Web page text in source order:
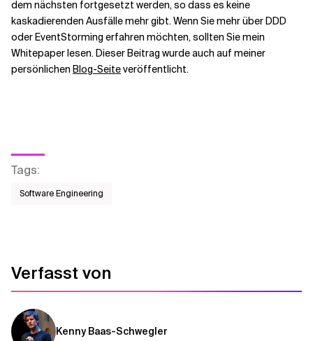
dem nächsten fortgesetzt werden, so dass es keine
kaskadierenden Ausfälle mehr gibt. Wenn Sie mehr über DDD
oder EventStorming erfahren möchten, sollten Sie mein
Whitepaper lesen. Dieser Beitrag wurde auch auf meiner
persönlichen Blog-Seiteveröffentlicht.
Tags:
Software Engineering
Verfasst von
Kenny Baas-Schwegler